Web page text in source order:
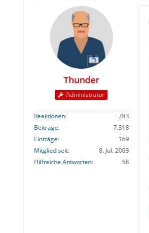
Thunder
Administrator
Reaktionen
783
Beiträge
7.318
Einträge
169
Mitglied seit
8. Jul. 2003
Hilfreiche Antworten
58